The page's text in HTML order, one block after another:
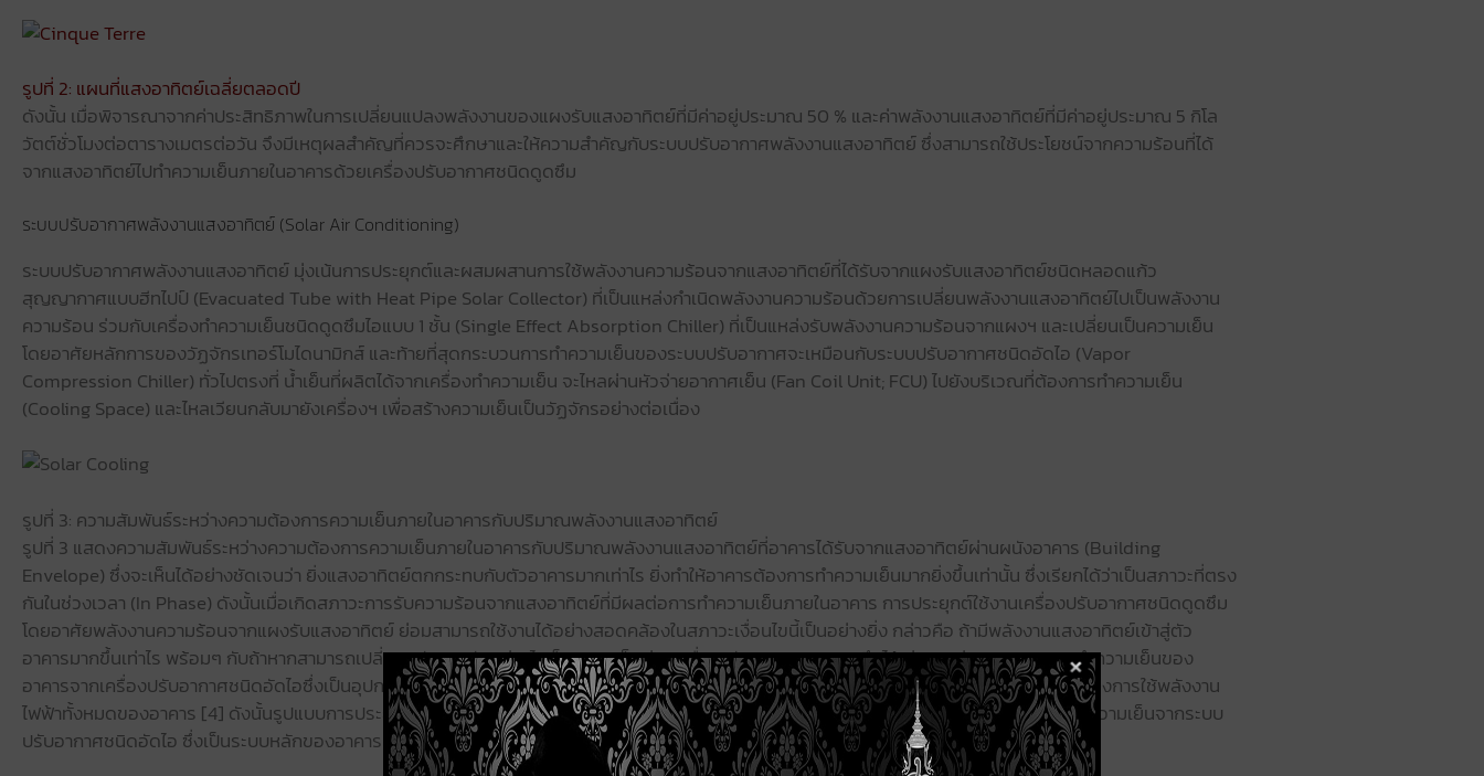
รูปที่ 2: แผนที่แสงอาทิตย์เฉลี่ยตลอดปี
ดังนั้น เมื่อพิจารณาจากค่าประสิทธิภาพในการเปลี่ยนแปลงพลังงานของแผงรับแสงอาทิตย์ที่มีค่าอยู่ประมาณ 50 % และค่าพลังงานแสงอาทิตย์ที่มีค่าอยู่ประมาณ 5 กิโล
วัตต์ชั่วโมงต่อตารางเมตรต่อวัน จึงมีเหตุผลสำคัญที่ควรจะศึกษาและให้ความสำคัญกับระบบปรับอากาศพลังงานแสงอาทิตย์ ซึ่งสามารถใช้ประโยชน์จากความร้อนที่ได้
จากแสงอาทิตย์ไปทำความเย็นภายในอาคารด้วยเครื่องปรับอากาศชนิดดูดซึม
ระบบปรับอากาศพลังงานแสงอาทิตย์ (Solar Air Conditioning)
ระบบปรับอากาศพลังงานแสงอาทิตย์ มุ่งเน้นการประยุกต์และผสมผสานการใช้พลังงานความร้อนจากแสงอาทิตย์ที่ได้รับจากแผงรับแสงอาทิตย์ชนิดหลอดแก้ว
สุญญากาศแบบฮีทไปป์ (Evacuated Tube with Heat Pipe Solar Collector) ที่เป็นแหล่งกำเนิดพลังงานความร้อนด้วยการเปลี่ยนพลังงานแสงอาทิตย์ไปเป็นพลังงาน
ความร้อน ร่วมกับเครื่องทำความเย็นชนิดดูดซึมไอแบบ 1 ชั้น (Single Effect Absorption Chiller) ที่เป็นแหล่งรับพลังงานความร้อนจากแผงฯ และเปลี่ยนเป็นความเย็น
โดยอาศัยหลักการของวัฏจักรเทอร์โมไดนามิกส์ และท้ายที่สุดกระบวนการทำความเย็นของระบบปรับอากาศจะเหมือนกับระบบปรับอากาศชนิดอัดไอ (Vapor
Compression Chiller) ทั่วไปตรงที่ น้ำเย็นที่ผลิตได้จากเครื่องทำความเย็น จะไหลผ่านหัวจ่ายอากาศเย็น (Fan Coil Unit; FCU) ไปยังบริเวณที่ต้องการทำความเย็น
(Cooling Space) และไหลเวียนกลับมายังเครื่องฯ เพื่อสร้างความเย็นเป็นวัฏจักรอย่างต่อเนื่อง
รูปที่ 3: ความสัมพันธ์ระหว่างความต้องการความเย็นภายในอาคารกับปริมาณพลังงานแสงอาทิตย์
รูปที่ 3 แสดงความสัมพันธ์ระหว่างความต้องการความเย็นภายในอาคารกับปริมาณพลังงานแสงอาทิตย์ที่อาคารได้รับจากแสงอาทิตย์ผ่านผนังอาคาร (Building
Envelope) ซึ่งจะเห็นได้อย่างชัดเจนว่า ยิ่งแสงอาทิตย์ตกกระทบกับตัวอาคารมากเท่าไร ยิ่งทำให้อาคารต้องการทำความเย็นมากยิ่งขึ้นเท่านั้น ซึ่งเรียกได้ว่าเป็นสภาวะที่ตรง
กันในช่วงเวลา (In Phase) ดังนั้นเมื่อเกิดสภาวะการรับความร้อนจากแสงอาทิตย์ที่มีผลต่อการทำความเย็นภายในอาคาร การประยุกต์ใช้งานเครื่องปรับอากาศชนิดดูดซึม
โดยอาศัยพลังงานความร้อนจากแผงรับแสงอาทิตย์ ย่อมสามารถใช้งานได้อย่างสอดคล้องในสภาวะเงื่อนไขนี้เป็นอย่างยิ่ง กล่าวคือ ถ้ามีพลังงานแสงอาทิตย์เข้าสู่ตัว
อาคารมากขึ้นเท่าไร พร้อมๆ กับถ้าหากสามารถเปลี่ยนพลังงานดังกล่าวไปเป็นความเย็นผ่านเครื่องปรับอากาศชนิดดูดซึมได้ ย่อมจะช่วยลดภาระการทำความเย็นของ
อาคารจากเครื่องปรับอากาศชนิดอัดไอซึ่งเป็นอุปกรณ์ทำความเย็นหลักภายในอาคารซึ่งกินพลังงานไฟฟ้าในการขับเคลื่อนมากถึงประมาณ 50-60% ของการใช้พลังงาน
ไฟฟ้าทั้งหมดของอาคาร [4] ดังนั้นรูปแบบการประยุกต์ใช้ระบบปรับอากาศชนิดนี้ จึงเป็นระบบเสริม (Auxiliary system) ที่ทำงานควบคู่กับแหล่งสร้างความเย็นจากระบบ
ปรับอากาศชนิดอัดไอ ซึ่งเป็นระบบหลักของอาคาร และสามารถนำไปสู่การลดการใช้พลังงานไฟฟ้าของอาคารในภาพรวม